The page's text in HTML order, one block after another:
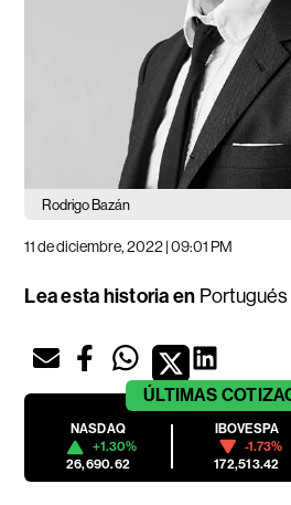
Rodrigo Bazán
11 de diciembre, 2022 | 09:01 PM
Lea esta historia en Portugués
ÚLTIMAS
NASDAQ
+1.30%
26,690.62
IBOVESPA
-1.73%
172,513.42